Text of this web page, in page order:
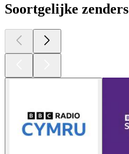
Soortgelijke zenders